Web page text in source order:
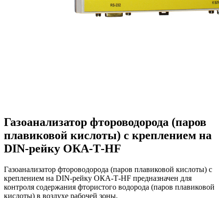
Газоанализатор фтороводорода (паров
плавиковой кислоты) с креплением на
DIN-рейку ОКА-Т-HF
Газоанализатор фтороводорода (паров плавиковой кислоты) с
креплением на DIN-рейку ОКА-Т-HF предназначен для
контроля содержания фтористого водорода (паров плавиковой
кислоты) в воздухе рабочей зоны.